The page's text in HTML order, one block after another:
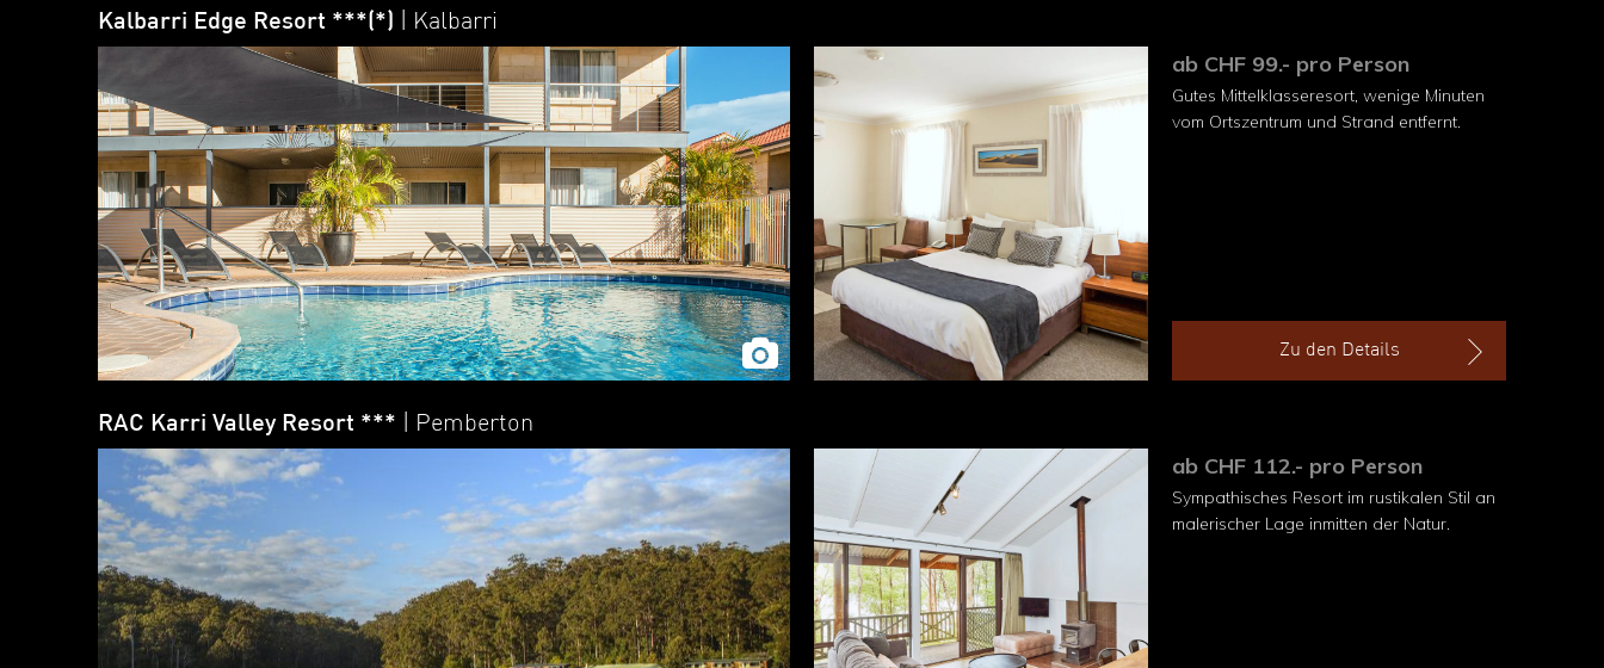
Kalbarri Edge Resort ***(*) | Kalbarri
ab CHF 99.- pro Person
Gutes Mittelklasseresort, wenige Minuten
vom Ortszentrum und Strand entfernt.
Zu den Details
RAC Karri Valley Resort *** | Pemberton
ab CHF 112.- pro Person
Sympathisches Resort im rustikalen Stil an
malerischer Lage inmitten der Natur.